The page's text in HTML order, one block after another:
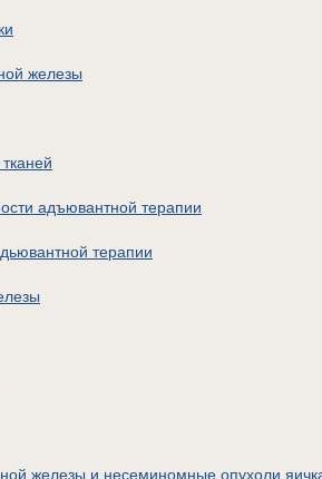
железы
адъювантной терапии
терапии
железы и несеминомные опухоли